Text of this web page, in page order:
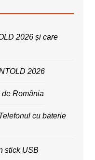
2026 și care
2026
România
cu baterie
stick USB